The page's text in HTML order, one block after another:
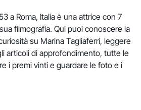
a Roma, Italia è una attrice con 7
filmografia. Qui puoi conoscere la
su Marina Tagliaferri, leggere
articoli di approfondimento, tutte le
i premi vinti e guardare le foto e i